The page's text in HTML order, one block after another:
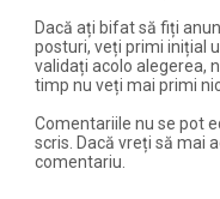
Dacă ați bifat să fiți
posturi, veți primi inițial
validați acolo alegerea,
timp nu veți mai primi
Comentariile nu se pot
scris. Dacă vreți să mai
comentariu.